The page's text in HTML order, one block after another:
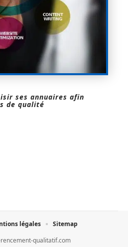
ses annuaires afin
de qualité
qualitatif.com
légales Sitemap